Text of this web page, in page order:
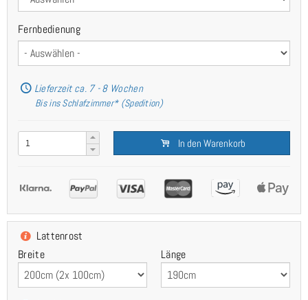
Fernbedienung
Lieferzeit ca. 7 - 8 Wochen
Bis ins Schlafzimmer* (Spedition)
In den Warenkorb
Lattenrost
Breite
Länge